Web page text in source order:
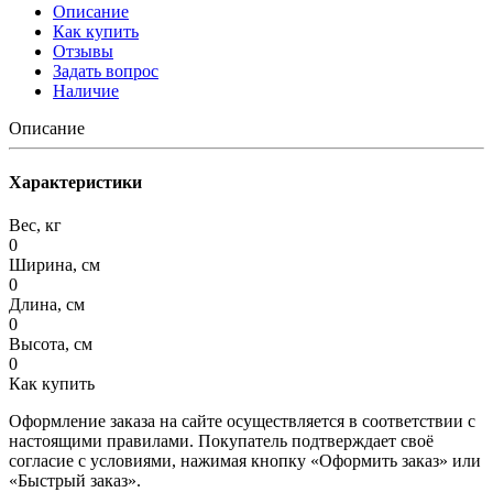
Описание
Как купить
Отзывы
Задать вопрос
Наличие
Описание
Характеристики
Вес, кг
0
Ширина, см
0
Длина, см
0
Высота, см
0
Как купить
Оформление заказа на сайте осуществляется в соответствии с
настоящими правилами. Покупатель подтверждает своё
согласие с условиями, нажимая кнопку «Оформить заказ» или
«Быстрый заказ».